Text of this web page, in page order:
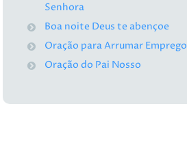
Senhora
Boa noite Deus te abençoe
Oração para Arrumar Emprego
Oração do Pai Nosso